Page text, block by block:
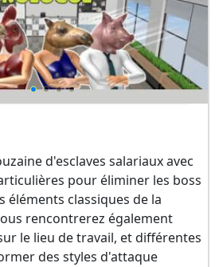
d'esclaves salariaux avec
pour éliminer les boss
éléments classiques de la
rencontrerez également
le lieu de travail, et différentes
des styles d'attaque